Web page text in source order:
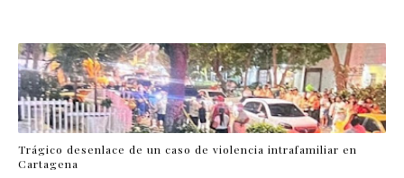
Trágico desenlace de un caso de violencia intrafamiliar en
Cartagena